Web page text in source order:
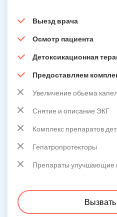
Выезд врача
Осмотр пациента
Детоксикационная
Предоставляем
Увеличение обьема
Снятие и описание ЭКГ
Комплекс препаратов
Гепатропротекторы
Препараты улучшающие